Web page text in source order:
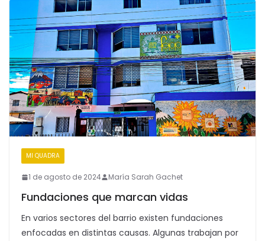
MI QUADRA
1 de agosto de 2024 María Sarah Gachet
Fundaciones que marcan vidas
En varios sectores del barrio existen fundaciones
enfocadas en distintas causas. Algunas trabajan por